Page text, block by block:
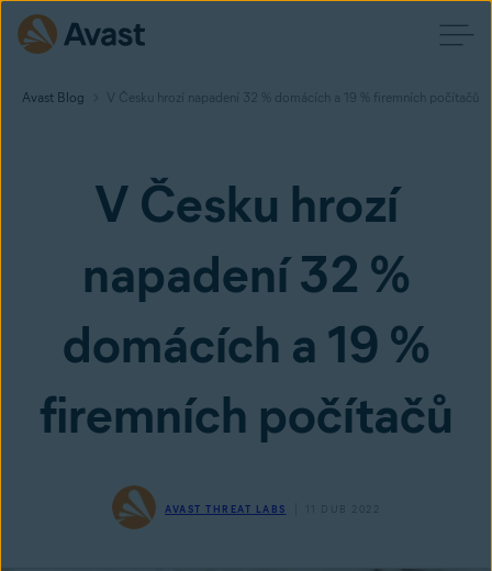
Avast Blog V Česku hrozí napadení 32 % domácích a 19 % firemních počítačů
V Česku hrozí
napadení 32 %
domácích a 19 %
firemních počítačů
AVAST THREAT LABS 11 DUB 2022